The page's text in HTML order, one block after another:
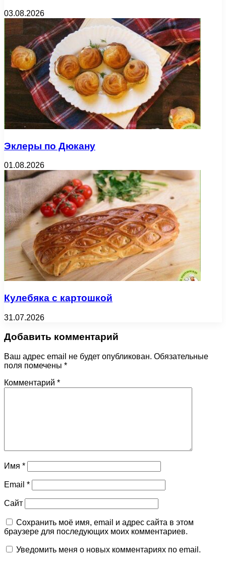
03.08.2026
Эклеры по Дюкану
01.08.2026
Кулебяка с картошкой
31.07.2026
Добавить комментарий
Ваш адрес email не будет опубликован. Обязательные
поля помечены *
Комментарий *
Имя *
Email *
Сайт
Сохранить моё имя, email и адрес сайта в этом
браузере для последующих моих комментариев.
Уведомить меня о новых комментариях по email.